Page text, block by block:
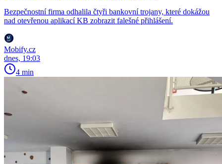
Bezpečnostní firma odhalila čtyři bankovní trojany, které dokážou
nad otevřenou aplikací KB zobrazit falešné přihlášení.
Mobify.cz
dnes, 19:03
4 min